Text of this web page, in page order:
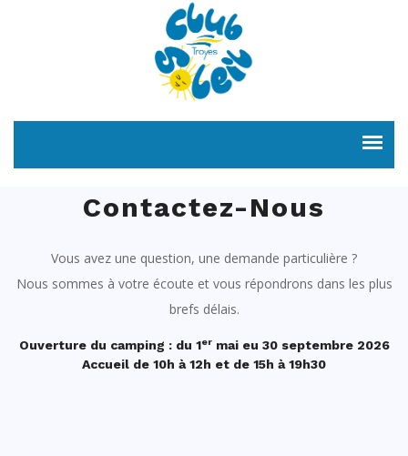
Contactez-Nous
Vous avez une question, une demande particulière ?
Nous sommes à votre écoute et vous répondrons dans les plus
brefs délais.
Ouverture du camping : du 1ermai eu 30 septembre 2026
Accueil de 10h à 12h et de 15h à 19h30